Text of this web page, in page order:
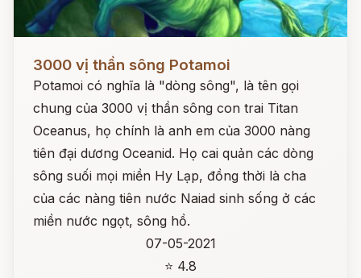
3000 vị thần sông Potamoi
Potamoi có nghĩa là "dòng sông", là tên gọi
chung của 3000 vị thần sông con trai Titan
Oceanus, họ chính là anh em của 3000 nàng
tiên đại dương Oceanid. Họ cai quản các dòng
sông suối mọi miền Hy Lạp, đồng thời là cha
của các nàng tiên nước Naiad sinh sống ở các
miền nước ngọt, sông hồ.
07-05-2021
⭐ 4.8